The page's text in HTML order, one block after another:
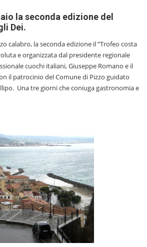
la seconda edizione del
Dei.
calabro, la seconda edizione il “Trofeo costa
e organizzata dal presidente regionale
cuochi italiani, Giuseppe Romano e il
il patrocinio del Comune di Pizzo guidato
Una tre giorni che coniuga gastronomia e